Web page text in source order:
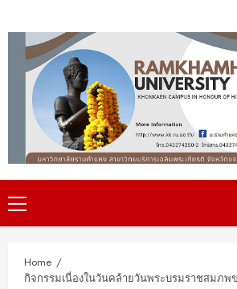
to
content
Primary
Menu
Home
กิจกรรมเนื่องในวันคล้ายวันพระบรมราชสมภพ